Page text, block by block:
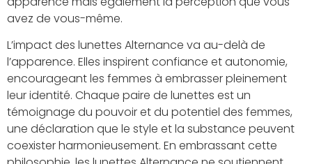
avez de vous-même.
L’impact des lunettes Alternance va au-delà de
l’apparence. Elles inspirent confiance et autonomie,
encourageant les femmes à embrasser pleinement
leur identité. Chaque paire de lunettes est un
témoignage du pouvoir et du potentiel des femmes,
une déclaration que le style et la substance peuvent
coexister harmonieusement. En embrassant cette